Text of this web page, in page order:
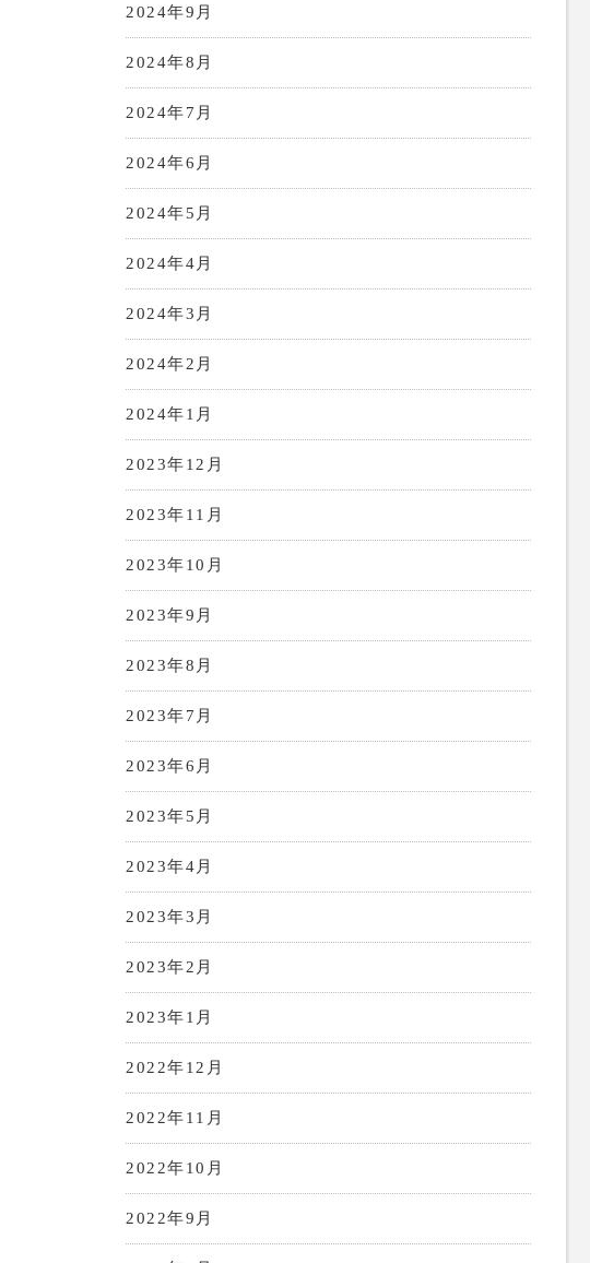
2024年9月
2024年8月
2024年7月
2024年6月
2024年5月
2024年4月
2024年3月
2024年2月
2024年1月
2023年12月
2023年11月
2023年10月
2023年9月
2023年8月
2023年7月
2023年6月
2023年5月
2023年4月
2023年3月
2023年2月
2023年1月
2022年12月
2022年11月
2022年10月
2022年9月